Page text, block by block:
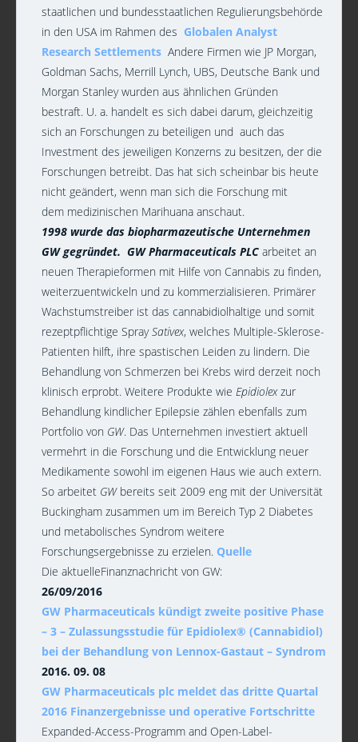
staatlichen und bundesstaatlichen Regulierungsbehörde
in den USA im Rahmen des Globalen Analyst
Research Settlements Andere Firmen wie JP Morgan,
Goldman Sachs, Merrill Lynch, UBS, Deutsche Bank und
Morgan Stanley wurden aus ähnlichen Gründen
bestraft. U. a. handelt es sich dabei darum, gleichzeitig
sich an Forschungen zu beteiligen und auch das
Investment des jeweiligen Konzerns zu besitzen, der die
Forschungen betreibt. Das hat sich scheinbar bis heute
nicht geändert, wenn man sich die Forschung mit
dem medizinischen Marihuana anschaut.
1998 wurde das biopharmazeutische Unternehmen
GW gegründet. GW Pharmaceuticals PLC arbeitet an
neuen Therapieformen mit Hilfe von Cannabis zu finden,
weiterzuentwickeln und zu kommerzialisieren. Primärer
Wachstumstreiber ist das cannabidiolhaltige und somit
rezeptpflichtige Spray Sativex, welches Multiple-Sklerose-
Patienten hilft, ihre spastischen Leiden zu lindern. Die
Behandlung von Schmerzen bei Krebs wird derzeit noch
klinisch erprobt. Weitere Produkte wie Epidiolexzur
Behandlung kindlicher Epilepsie zählen ebenfalls zum
Portfolio von GW. Das Unternehmen investiert aktuell
vermehrt in die Forschung und die Entwicklung neuer
Medikamente sowohl im eigenen Haus wie auch extern.
So arbeitet GWbereits seit 2009 eng mit der Universität
Buckingham zusammen um im Bereich Typ 2 Diabetes
und metabolisches Syndrom weitere
Forschungsergebnisse zu erzielen. Quelle
Die aktuelleFinanznachricht von GW:
26/09/2016
GW Pharmaceuticals kündigt zweite positive Phase
– 3 – Zulassungsstudie für Epidiolex® (Cannabidiol)
bei der Behandlung von Lennox-Gastaut – Syndrom
2016. 09. 08
GW Pharmaceuticals plc meldet das dritte Quartal
2016 Finanzergebnisse und operative Fortschritte
Expanded-Access-Programm and Open-Label-